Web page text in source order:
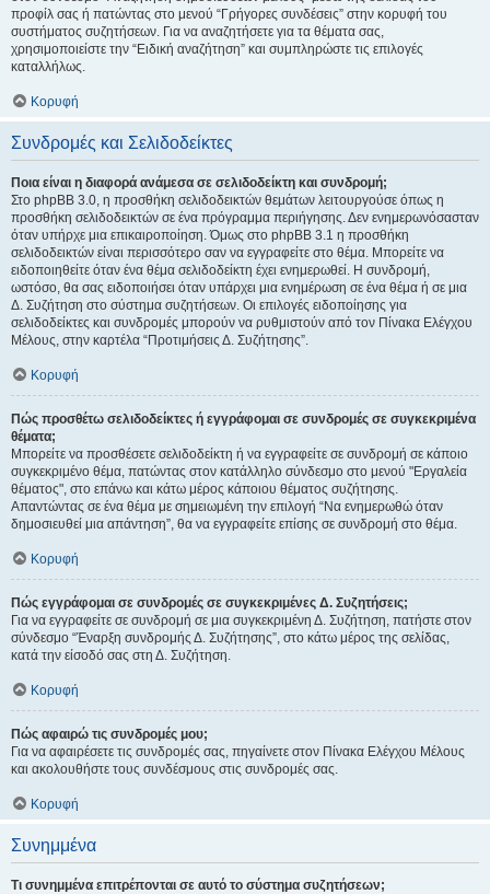
προφίλ σας ή πατώντας στο μενού “Γρήγορες συνδέσεις” στην κορυφή του
συστήματος συζητήσεων. Για να αναζητήσετε για τα θέματα σας,
χρησιμοποιείστε την “Ειδική αναζήτηση” και συμπληρώστε τις επιλογές
καταλλήλως.
Κορυφή
Συνδρομές και Σελιδοδείκτες
Ποια είναι η διαφορά ανάμεσα σε σελιδοδείκτη και συνδρομή;
Στο phpBB 3.0, η προσθήκη σελιδοδεικτών θεμάτων λειτουργούσε όπως η
προσθήκη σελιδοδεικτών σε ένα πρόγραμμα περιήγησης. Δεν ενημερωνόσασταν
όταν υπήρχε μια επικαιροποίηση. Όμως στο phpBB 3.1 η προσθήκη
σελιδοδεικτών είναι περισσότερο σαν να εγγραφείτε στο θέμα. Μπορείτε να
ειδοποιηθείτε όταν ένα θέμα σελιδοδείκτη έχει ενημερωθεί. Η συνδρομή,
ωστόσο, θα σας ειδοποιήσει όταν υπάρχει μια ενημέρωση σε ένα θέμα ή σε μια
Δ. Συζήτηση στο σύστημα συζητήσεων. Οι επιλογές ειδοποίησης για
σελιδοδείκτες και συνδρομές μπορούν να ρυθμιστούν από τον Πίνακα Ελέγχου
Μέλους, στην καρτέλα “Προτιμήσεις Δ. Συζήτησης”.
Κορυφή
Πώς προσθέτω σελιδοδείκτες ή εγγράφομαι σε συνδρομές σε συγκεκριμένα
θέματα;
Μπορείτε να προσθέσετε σελιδοδείκτη ή να εγγραφείτε σε συνδρομή σε κάποιο
συγκεκριμένο θέμα, πατώντας στον κατάλληλο σύνδεσμο στο μενού "Εργαλεία
θέματος", στο επάνω και κάτω μέρος κάποιου θέματος συζήτησης.
Απαντώντας σε ένα θέμα με σημειωμένη την επιλογή “Να ενημερωθώ όταν
δημοσιευθεί μια απάντηση”, θα να εγγραφείτε επίσης σε συνδρομή στο θέμα.
Κορυφή
Πώς εγγράφομαι σε συνδρομές σε συγκεκριμένες Δ. Συζητήσεις;
Για να εγγραφείτε σε συνδρομή σε μια συγκεκριμένη Δ. Συζήτηση, πατήστε στον
σύνδεσμο “Έναρξη συνδρομής Δ. Συζήτησης”, στο κάτω μέρος της σελίδας,
κατά την είσοδό σας στη Δ. Συζήτηση.
Κορυφή
Πώς αφαιρώ τις συνδρομές μου;
Για να αφαιρέσετε τις συνδρομές σας, πηγαίνετε στον Πίνακα Ελέγχου Μέλους
και ακολουθήστε τους συνδέσμους στις συνδρομές σας.
Κορυφή
Συνημμένα
Τι συνημμένα επιτρέπονται σε αυτό το σύστημα συζητήσεων;